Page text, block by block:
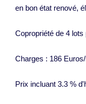
en bon état renové,
Copropriété de 4 lots
Charges : 186
Prix incluant 3.3 %